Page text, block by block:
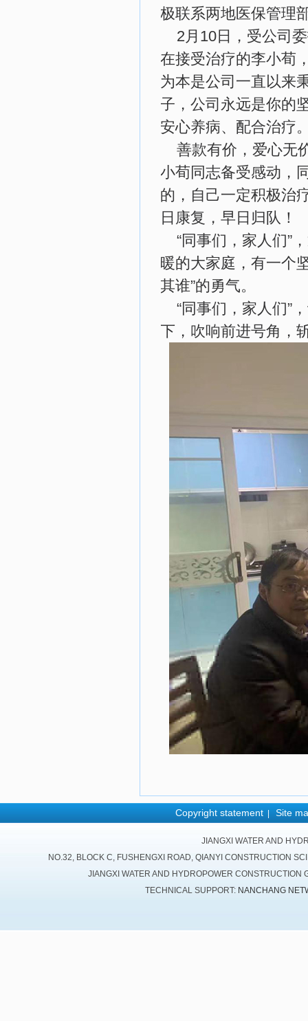
极联系两地医保管理
2月10日，受公司
在接受治疗的李小荀
为本是公司一直以来
子，公司永远是你的
安心养病、配合治疗
善款有价，爱心无
小荀同志备受感动，
的，自己一定积极治
日康复，早日归队！
“同事们，家人们”
暖的大家庭，有一个
其谁”的勇气。
“同事们，家人们”
下，吹响前进号角，
Copyright statement Site
JIANGXI WATER AND
NO.32, BLOCK C, FUSHENGXI ROAD, QIANYI CONSTRUCTION
JIANGXI WATER AND HYDROPOWER
TECHNICAL SUPPORT: NANCHANG